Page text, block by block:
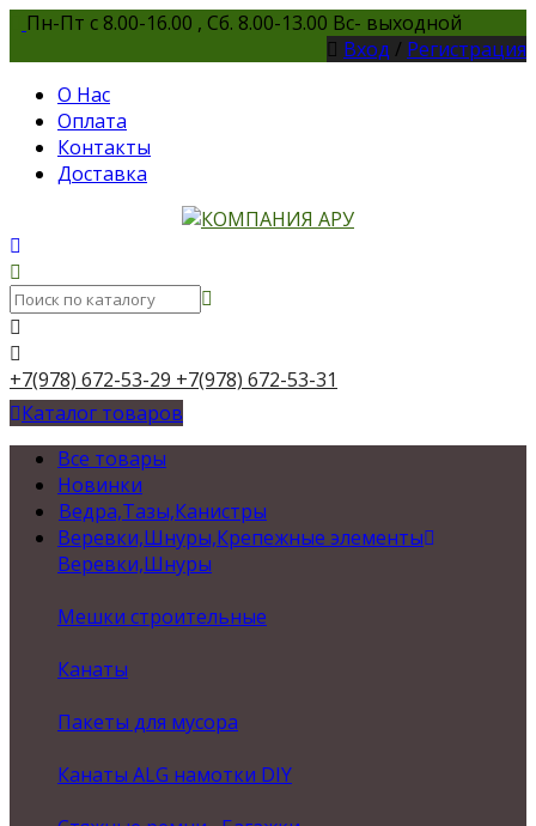
Пн-Пт с 8.00-16.00 , Сб. 8.00-13.00 Вс- выходной
Вход / Регистрация
О Нас
Оплата
Контакты
Доставка
+7(978) 672-53-29 +7(978) 672-53-31
Каталог товаров
Все товары
Новинки
Ведра,Тазы,Канистры
Веревки,Шнуры,Крепежные элементы
Веревки,Шнуры
Мешки строительные
Канаты
Пакеты для мусора
Канаты ALG намотки DIY